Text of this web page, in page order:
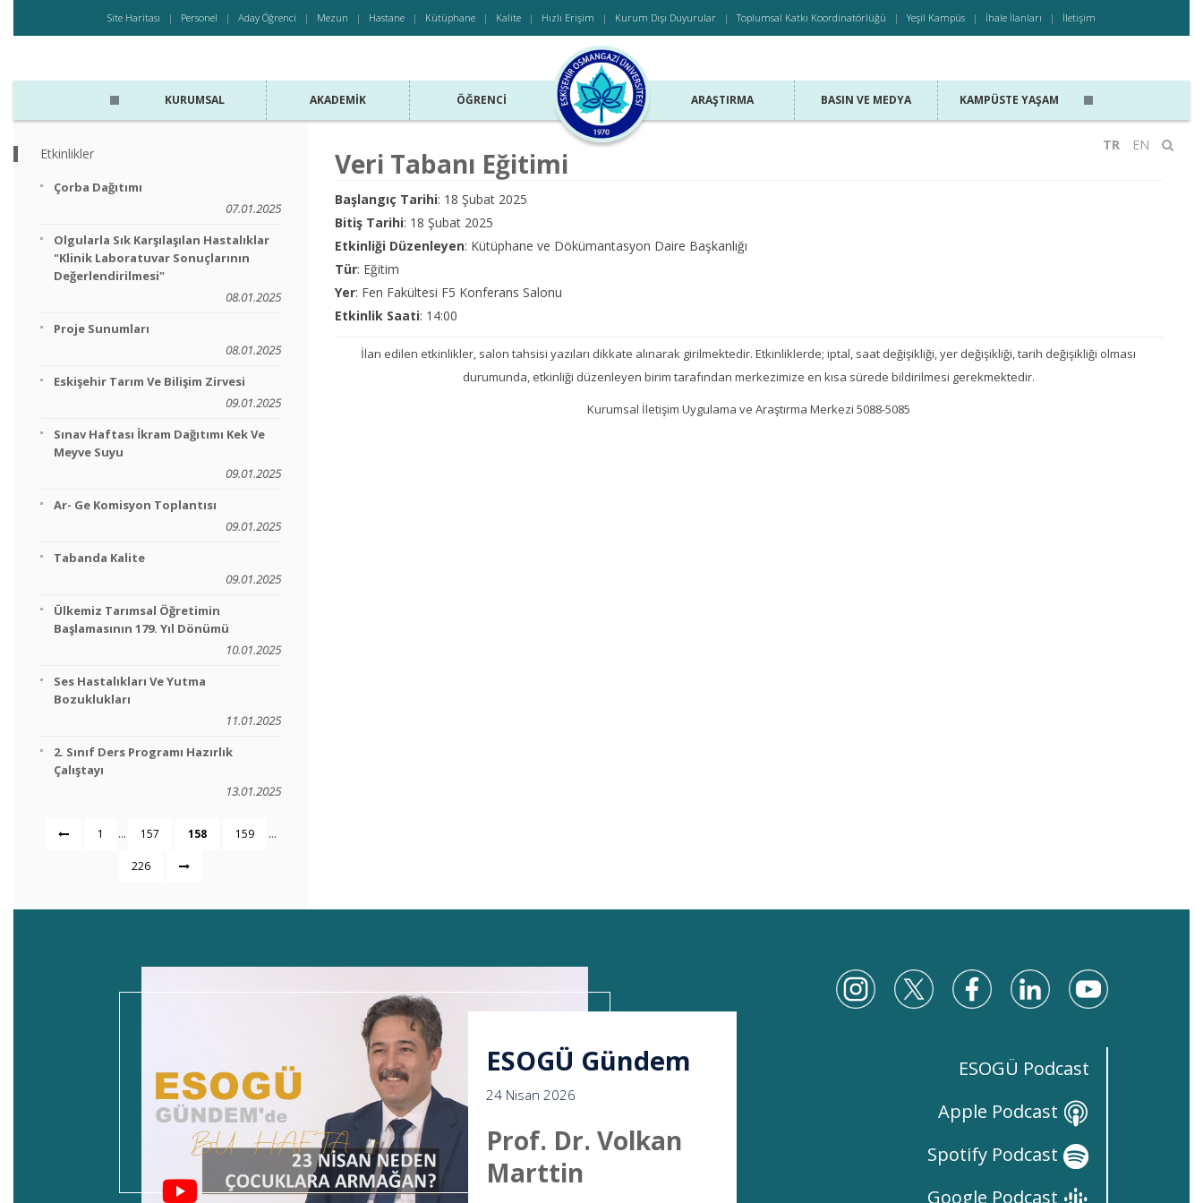
Site Haritası Personel Aday Öğrenci Mezun Hastane Kütüphane Kalite Hızlı Erişim Kurum Dışı Duyurular Toplumsal Katkı Koordinatörlüğü Yeşil Kampüs İhale İlanları İletişim
TR EN
KURUMSAL AKADEMIK ÖĞRENCI ARAŞTIRMA BASIN VE MEDYA KAMPÜSTE YAŞAM
Veri Tabanı Eğitimi
Başlangıç Tarihi: 18 Şubat 2025
Bitiş Tarihi: 18 Şubat 2025
Etkinliği Düzenleyen: Kütüphane ve Dökümantasyon Daire Başkanlığı
Tür: Eğitim
Yer: Fen Fakültesi F5 Konferans Salonu
Etkinlik Saati: 14:00
İlan edilen etkinlikler, salon tahsisi yazıları dikkate alınarak girilmektedir. Etkinliklerde; iptal, saat değişikliği, yer değişikliği, tarih değişikliği olması
durumunda, etkinliği düzenleyen birim tarafından merkezimize en kısa sürede bildirilmesi gerekmektedir.
Kurumsal İletişim Uygulama ve Araştırma Merkezi 5088-5085
Etkinlikler
Çorba Dağıtımı
07.01.2025
Olgularla Sık Karşılaşılan Hastalıklar
"Klinik Laboratuvar Sonuçlarının
Değerlendirilmesi"
08.01.2025
Proje Sunumları
08.01.2025
Eskişehir Tarım Ve Bilişim Zirvesi
09.01.2025
Sınav Haftası İkram Dağıtımı Kek Ve
Meyve Suyu
09.01.2025
Ar- Ge Komisyon Toplantısı
09.01.2025
Tabanda Kalite
09.01.2025
Ülkemiz Tarımsal Öğretimin
Başlamasının 179. Yıl Dönümü
10.01.2025
Ses Hastalıkları Ve Yutma
Bozuklukları
11.01.2025
2. Sınıf Ders Programı Hazırlık
Çalıştayı
13.01.2025
1 ... 157 158 159 ...
226
ESOGÜ Gündem
24 Nisan 2026
Prof. Dr. Volkan
Marttin
ESOGÜ Podcast
Apple Podcast
Spotify Podcast
Google Podcast